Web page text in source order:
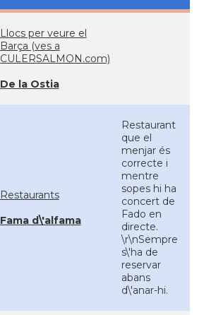
Llocs per veure el
Barça (ves a
CULERSALMON.com)
De la Ostia
Restaurants
Fama d\'alfama
Restaurant
que el
menjar és
correcte i
mentre
sopes hi ha
concert de
Fado en
directe.
\r\nSempre
s\'ha de
reservar
abans
d\'anar-hi.